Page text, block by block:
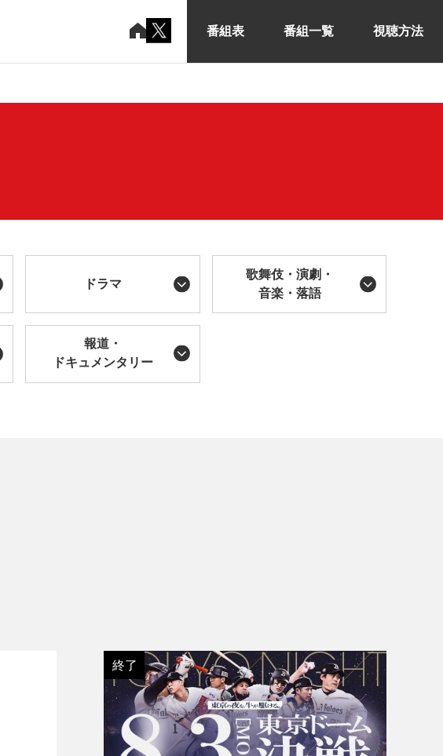
番組表 番組一覧 視聴方法
ドラマ
歌舞伎・演劇・
音楽・落語
報道・
ドキュメンタリー
終了